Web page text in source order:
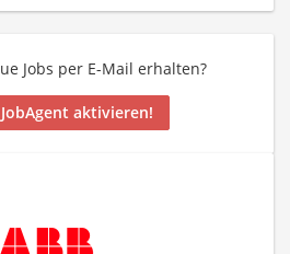
Jobs per E-Mail erhalten?
aktivieren!